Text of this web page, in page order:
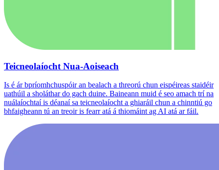
Teicneolaíocht Nua-Aoiseach
Is é ár bpríomhchuspóir an bealach a threorú chun eispéireas staidéir
uathúil a sholáthar do gach duine. Baineann muid é seo amach trí na
nuálaíochtaí is déanaí sa teicneolaíocht a ghiaráil chun a chinntiú go
bhfaigheann tú an treoir is fearr atá á thiomáint ag AI atá ar fáil.